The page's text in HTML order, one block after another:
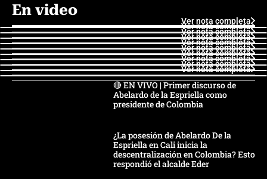
En video
Ver nota completa
Ver nota completa
Ver nota completa
Ver nota completa
Ver nota completa
Ver nota completa
Ver nota completa
Ver nota completa
Ver nota completa
Ver nota completa
🔴 EN VIVO | Primer discurso de
Abelardo de la Espriella como
presidente de Colombia
¿La posesión de Abelardo De la
Espriella en Cali inicia la
descentralización en Colombia? Esto
respondió el alcalde Eder